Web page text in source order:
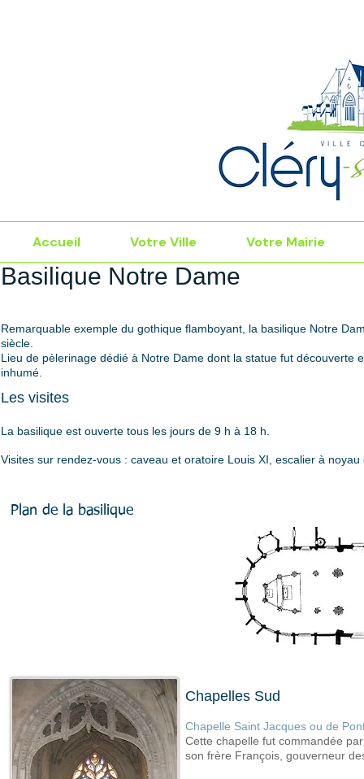
Accueil Votre Ville Votre Mairie
Remarquable exemple du gothique flamboyant, la basilique Notre
siècle.
Lieu de pèlerinage dédié à Notre Dame dont la statue fut découverte
inhumé.
Les visites
La basilique est ouverte tous les jours de 9 h à 18 h.
Visites sur rendez-vous : caveau et oratoire Louis XI, escalier à
Basilique Notre Dame
Plan de la basilique
Chapelles Sud
Chapelle Saint Jacques ou de
Cette chapelle fut commandée
son frère François, gouverneur